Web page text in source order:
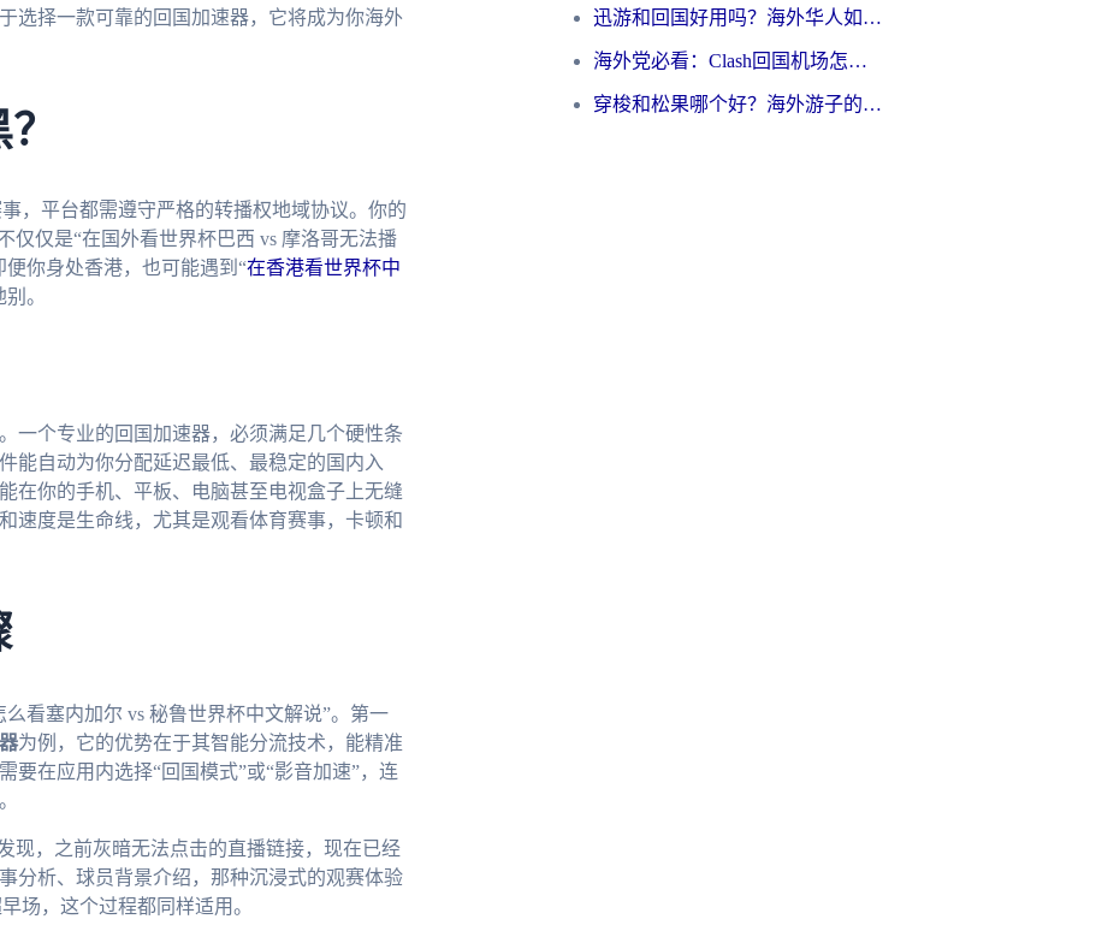
选择一款可靠的回国加速器，它将成为你海外
，平台都需遵守严格的转播权地域协议。你的
仅仅是“在国外看世界杯巴西 vs 摩洛哥无法播
你身处香港，也可能遇到“在香港看世界杯中
。
一个专业的回国加速器，必须满足几个硬性条
能自动为你分配延迟最低、最稳定的国内入
在你的手机、平板、电脑甚至电视盒子上无缝
速度是生命线，尤其是观看体育赛事，卡顿和
看塞内加尔 vs 秘鲁世界杯中文解说”。第一
为例，它的优势在于其智能分流技术，能精准
在应用内选择“回国模式”或“影音加速”，连
现，之前灰暗无法点击的直播链接，现在已经
分析、球员背景介绍，那种沉浸式的观赛体验
场，这个过程都同样适用。
迅游和回国好用吗？海外华人如何选择靠谱的回国加速器
海外党必看：Clash回国机场怎么选？一篇搞定无缝访问国内资源的全攻略
穿梭和松果哪个好？海外游子的数字归乡路，到底该怎么选